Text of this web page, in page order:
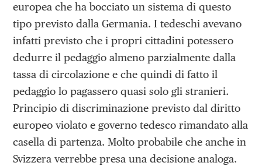
europea che ha bocciato un sistema di questo
tipo previsto dalla Germania. I tedeschi avevano
infatti previsto che i propri cittadini potessero
dedurre il pedaggio almeno parzialmente dalla
tassa di circolazione e che quindi di fatto il
pedaggio lo pagassero quasi solo gli stranieri.
Principio di discriminazione previsto dal diritto
europeo violato e governo tedesco rimandato alla
casella di partenza. Molto probabile che anche in
Svizzera verrebbe presa una decisione analoga.